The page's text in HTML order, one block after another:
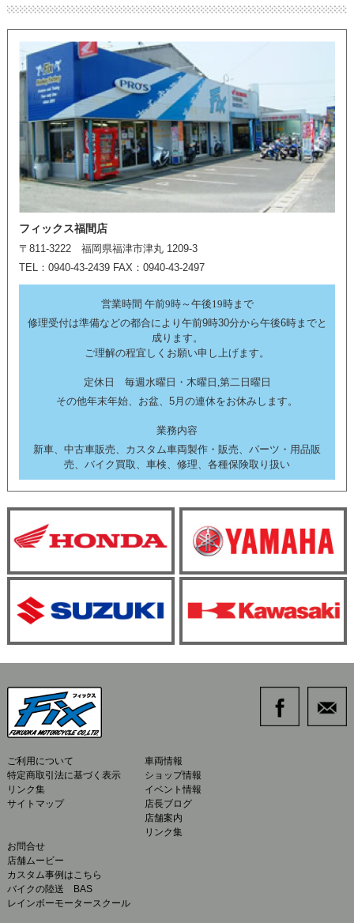
フィックス福間店
〒811-3222 福岡県福津市津丸 1209-3
TEL：0940-43-2439 FAX：0940-43-2497
営業時間 午前9時～午後19時まで
修理受付は準備などの都合により午前9時30分から午後6時までと
成ります。
ご理解の程宜しくお願い申し上げます。
定休日 毎週水曜日・木曜日,第二日曜日
その他年末年始、お盆、5月の連休をお休みします。
業務内容
新車、中古車販売、カスタム車両製作・販売、パーツ・用品販
売、バイク買取、車検、修理、各種保険取り扱い
ご利用について
特定商取引法に基づく表示
リンク集
サイトマップ
車両情報
ショップ情報
イベント情報
店長ブログ
店舗案内
リンク集
お問合せ
店舗ムービー
カスタム事例はこちら
バイクの陸送 BAS
レインボーモータースクール